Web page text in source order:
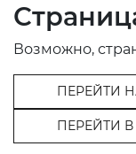
Возможно,
ПЕРЕЙТИ
ПЕРЕЙТИ